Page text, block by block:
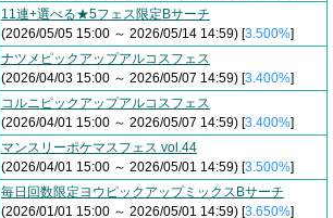
11連+選べる★5フェス限定Bサーチ
(2026/05/05 15:00 ～ 2026/05/14 14:59) [3.500%]
ナツメピックアップアルコスフェス
(2026/04/03 15:00 ～ 2026/05/07 14:59) [3.400%]
コルニピックアップアルコスフェス
(2026/04/01 15:00 ～ 2026/05/07 14:59) [3.400%]
マンスリーポケマスフェス vol.44
(2026/04/01 15:00 ～ 2026/05/01 14:59) [3.500%]
毎日回数限定ヨウピックアップミックスBサーチ
(2026/01/01 15:00 ～ 2026/05/01 14:59) [3.650%]